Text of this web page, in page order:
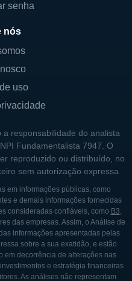
senha
nós
uso
responsabilidade do analista
Fundamentalista 7947. O
reproduzido ou distribuído, no
sem autorização expressa.
em informações públicas, como
e demais informações fornecidas
consideradas confiáveis, como B3,
das empresas. Assim, o Análise de
informações apresentadas pelas
sobre a sua exatidão, e estão
em decorrência de alterações nas
e estratégia financeiras
As análises não representam